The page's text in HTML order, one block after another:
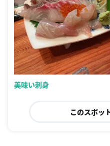
美味い刺身
このスポッ